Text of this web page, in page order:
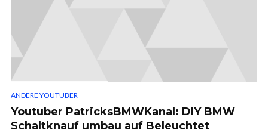
ANDERE YOUTUBER
Youtuber PatricksBMWKanal: DIY BMW
Schaltknauf umbau auf Beleuchtet